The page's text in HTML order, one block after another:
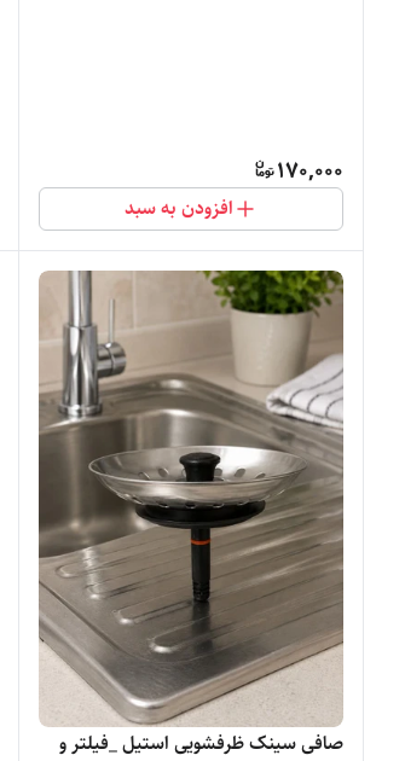
170,000
افزودن به سبد
صافی سینک ظرفشویی استیل _فیلتر و